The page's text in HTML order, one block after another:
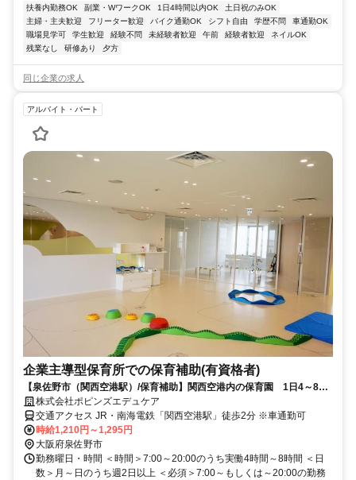
扶養内勤務OK 副業・WワークOK 1日4時間以内OK
土日祝のみOK
主婦・主夫歓迎
フリーター歓迎 バイク通勤OK シフト自由 学歴不問
車通勤OK
職場見学可
学生歓迎 経験不問 未経験者歓迎 午前 経験者歓迎
ネイルOK
残業なし
研修あり 夕方
同じ企業の求人
アルバイト・パート
企業主導型保育所での保育補助(有資格者)
【泉佐野市（関西空港駅）/保育補助】関西空港内の保育園 1日4～8時
間勤務 ブランク可
株式会社ポピンズエデュケア
交通アクセス JR・南海電鉄「関西空港駅」徒歩2分 ※車通勤可
時給1,210円～1,295円
大阪府泉佐野市
勤務曜日・時間 ＜時間＞7:00～20:00のうち実働4時間～8時間 ＜日
数＞月～日のうち週2日以上 ＜必須＞7:00～もしくは～20:00の勤務